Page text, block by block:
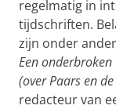
regelmatig in
tijdschriften.
zijn onder
Een
(over Paars en
redacteur van